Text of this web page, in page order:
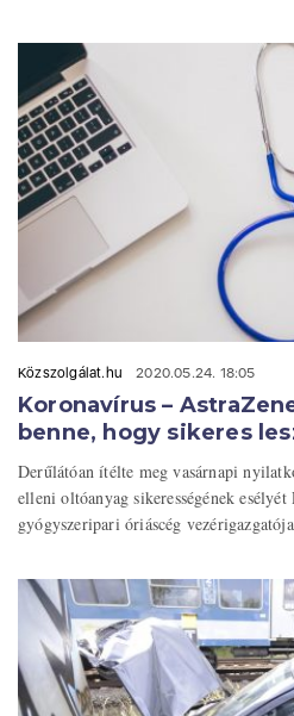
Közszolgálat.hu 2020.05.24. 18:05
Koronavírus –
benne, hogy sikeres
Derűlátóan ítélte meg vasárnapi
elleni oltóanyag sikerességének
gyógyszeripari óriáscég